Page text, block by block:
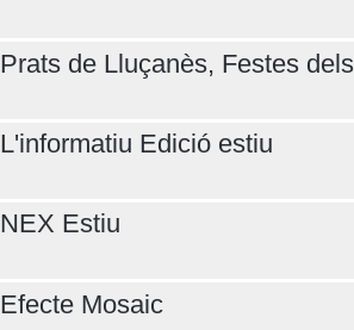
Prats de Lluçanès, Festes
L'informatiu Edició estiu
NEX Estiu
Efecte Mosaic